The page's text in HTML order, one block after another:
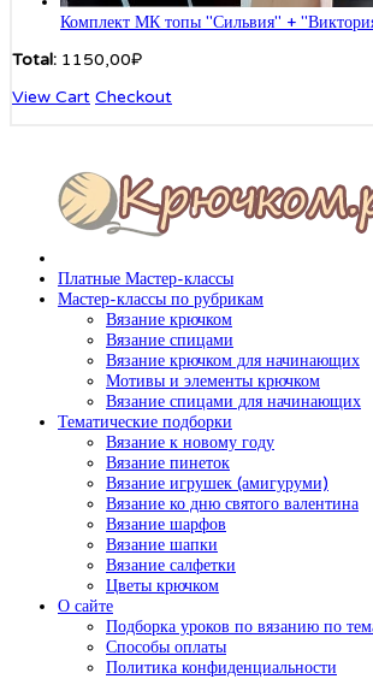
Комплект МК топы "Сильвия" +
Total: 1150,00₽
View Cart Checkout
Платные Мастер-классы
Мастер-классы по рубрикам
Вязание крючком
Вязание спицами
Вязание крючком для начинающих
Мотивы и элементы крючком
Вязание спицами для начинающих
Тематические подборки
Вязание к новому году
Вязание пинеток
Вязание игрушек (амигуруми)
Вязание ко дню святого валентина
Вязание шарфов
Вязание шапки
Вязание салфетки
Цветы крючком
О сайте
Подборка уроков по вязанию по
Способы оплаты
Политика конфиденциальности